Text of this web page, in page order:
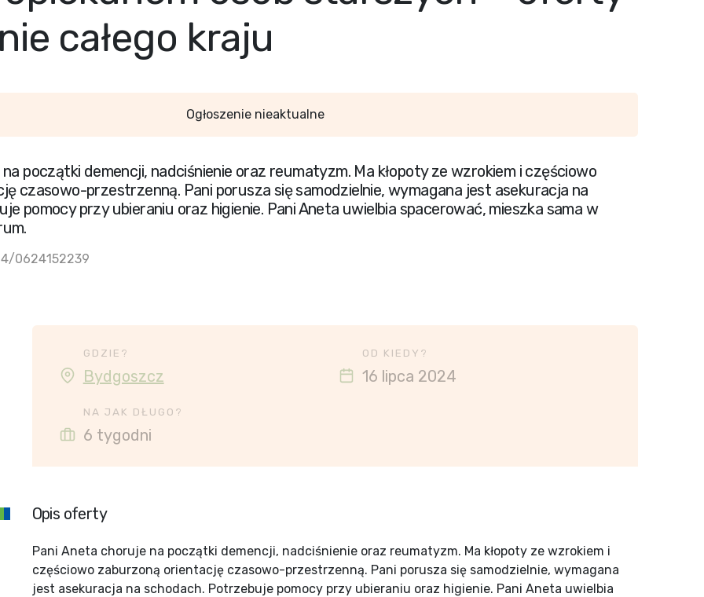
całego kraju
Ogłoszenie nieaktualne
początki demencji, nadciśnienie oraz reumatyzm. Ma kłopoty ze wzrokiem i częściowo
czasowo-przestrzenną. Pani porusza się samodzielnie, wymagana jest asekuracja na
pomocy przy ubieraniu oraz higienie. Pani Aneta uwielbia spacerować, mieszka sama w
0624152239
GDZIE?
Bydgoszcz
OD KIEDY?
16 lipca 2024
NA JAK DŁUGO?
6 tygodni
Opis oferty
Pani Aneta choruje na początki demencji, nadciśnienie oraz reumatyzm. Ma kłopoty ze wzrokiem i
częściowo zaburzoną orientację czasowo-przestrzenną. Pani porusza się samodzielnie, wymagana
jest asekuracja na schodach. Potrzebuje pomocy przy ubieraniu oraz higienie. Pani Aneta uwielbia